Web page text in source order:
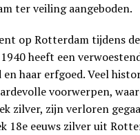
ter veiling aangeboden.
op Rotterdam tijdens
heeft een
en haar erfgoed. Veel
voorwerpen,
zilver, zijn verloren
18e eeuws zilver uit